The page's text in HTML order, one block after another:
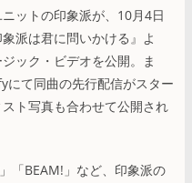
ットの印象派が、10月4日
派は君に問いかける』よ
ック・ビデオを公開。ま
て同曲の先行配信がスター
ト写真も合わせて公開され
「BEAM!」など、印象派の